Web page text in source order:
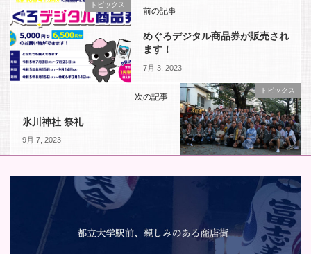
トピックス
前の記事
めぐろデジタル商品券が販売され
ます！
7月 3, 2023
トピックス
次の記事
氷川神社 祭礼
9月 7, 2023